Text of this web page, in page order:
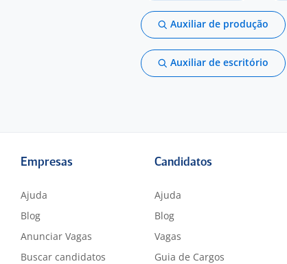
Auxiliar de produção
Auxiliar de escritório
Empresas
Ajuda
Blog
Anunciar Vagas
Buscar candidatos
Candidatos
Ajuda
Blog
Vagas
Guia de Cargos